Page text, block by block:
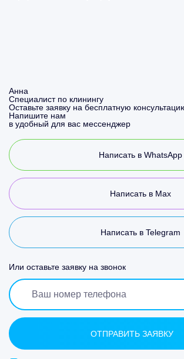
Анна
Специалист по клинингу
Оставьте заявку на бесплатную
Напишите нам
в удобный для вас мессенджер
Написать в WhatsApp
Написать в Max
Написать в Telegram
Или оставьте заявку на звонок